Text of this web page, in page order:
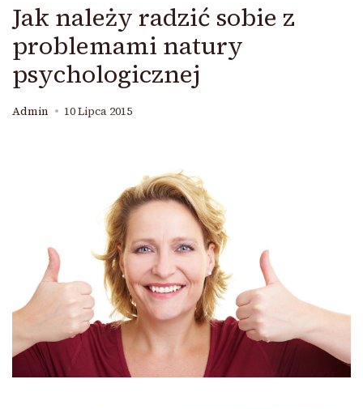
Jak należy radzić sobie z
problemami natury
psychologicznej
Admin 10 Lipca 2015